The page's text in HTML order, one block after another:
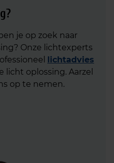
je op zoek naar
Onze lichtexperts
lichtadvies
licht oplossing. Aarzel
op te nemen.